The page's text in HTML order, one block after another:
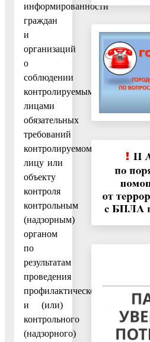
информированности
граждан
и
организаций
о
соблюдении
контролируемыми
лицами
обязательных
требований
контролируемому
лицу или
объекту
контроля
контрольным
(надзорным)
органом
по
результатам
проведения
профилактического
и (или)
контрольного
(надзорного)